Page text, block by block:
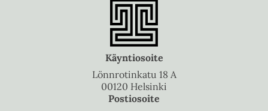
Käyntiosoite
Lönnrotinkatu 18 A
00120 Helsinki
Postiosoite